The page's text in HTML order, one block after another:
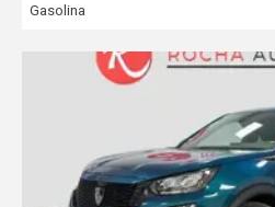
Gasolina